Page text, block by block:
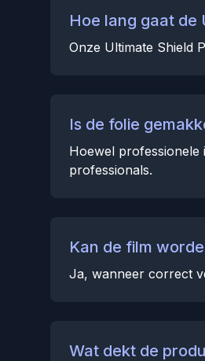
Hoe lang gaat de
Onze Ultimate Shield
Is de folie
Hoewel
professionals.
Kan de film
Ja, wanneer correct
Wat dekt de